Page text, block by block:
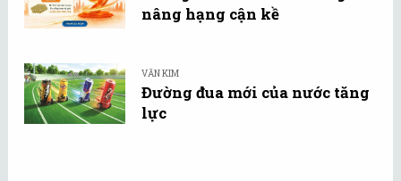
nâng hạng cận kề
VĂN KIM
Đường đua mới của nước tăng
lực